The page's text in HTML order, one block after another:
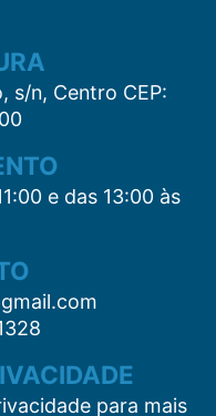
s/n, Centro CEP:
e das 13:00 às
para mais